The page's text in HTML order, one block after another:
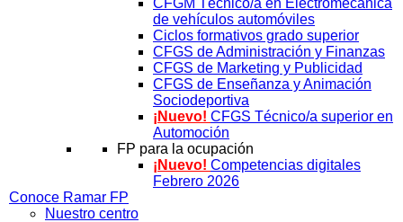
CFGM Técnico/a en Electromecánica
de vehículos automóviles
Ciclos formativos grado superior
CFGS de Administración y Finanzas
CFGS de Marketing y Publicidad
CFGS de Enseñanza y Animación
Sociodeportiva
¡Nuevo! CFGS Técnico/a superior en
Automoción
FP para la ocupación
¡Nuevo! Competencias digitales
Febrero 2026
Conoce Ramar FP
Nuestro centro